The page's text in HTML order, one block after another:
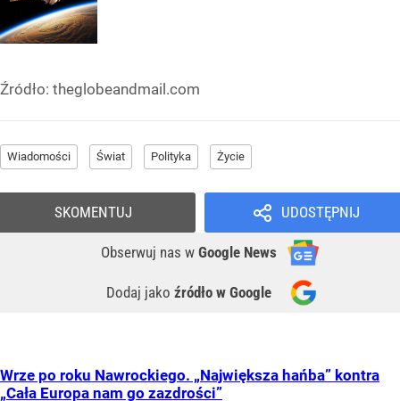
Źródło: theglobeandmail.com
Wiadomości Świat Polityka Życie
UDOSTĘPNIJ
Obserwuj nas w Google News
Dodaj jako źródło w Google
SKOMENTUJ
Wrze po roku Nawrockiego. „Największa hańba” kontra
„Cała Europa nam go zazdrości”